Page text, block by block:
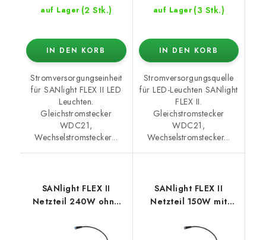
auf Lager (2 Stk.)
IN DEN KORB
Stromversorgungseinheit
für SANlight FLEX II LED
Leuchten.
Gleichstromstecker
WDC21,
Wechselstromstecker...
auf Lager (3 Stk.)
IN DEN KORB
Stromversorgungsquelle
für LED-Leuchten SANlight
FLEX II.
Gleichstromstecker
WDC21,
Wechselstromstecker...
SANlight FLEX II
Netzteil 240W ohne
SANlight FLEX II
Netzteil 150W mit